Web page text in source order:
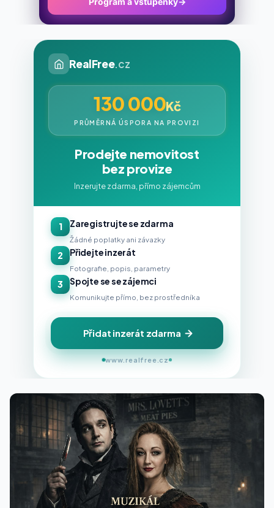
RealFree.cz
130 000Kč
PRŮMĚRNÁ ÚSPORA NA PROVIZI
Prodejte nemovitost
bez provize
Inzerujte zdarma, přímo zájemcům
1 Zaregistrujte se zdarma
Žádné poplatky ani závazky
2 Přidejte inzerát
Fotografie, popis, parametry
3 Spojte se se zájemci
Komunikujte přímo, bez prostředníka
Přidat inzerát zdarma
www.realfree.cz